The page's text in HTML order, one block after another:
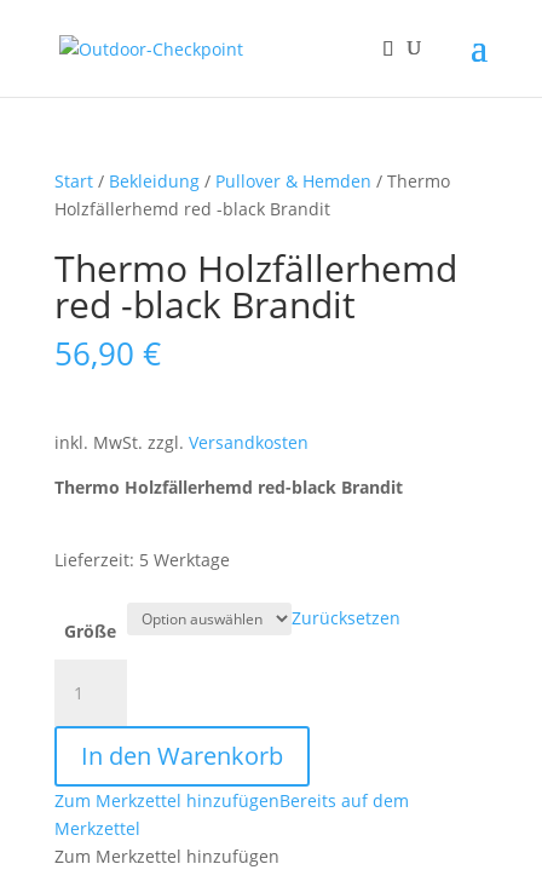
Start/ Bekleidung/ Pullover & Hemden / Thermo
Holzfällerhemd red -black Brandit
Thermo Holzfällerhemd
red -black Brandit
56,90 €
inkl. MwSt. zzgl. Versandkosten
Thermo Holzfällerhemd red-black Brandit
Lieferzeit: 5 Werktage
Größe
Zurücksetzen
Holzfällerhemd
red
black
Brandit
Menge
In den Warenkorb
Zum Merkzettel hinzufügenBereits auf dem
Merkzettel
Zum Merkzettel hinzufügen